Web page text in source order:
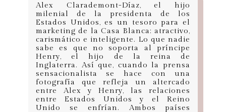
Alex Clarademont-Díaz, el hijo
milenial de la presidenta de los
Estados Unidos, es un tesoro para el
marketing de la Casa Blanca: atractivo,
carismático e inteligente. Lo que nadie
sabe es que no soporta al príncipe
Henry, el hijo de la reina de
Inglaterra. Así que, cuando la prensa
sensacionalista se hace con una
fotografía que refleja un altercado
entre Alex y Henry, las relaciones
entre Estados Unidos y el Reino
Unido se enfrían. Ambos países